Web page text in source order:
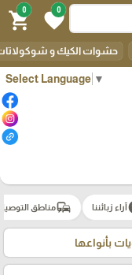
Select Language ▼
0
favorite
0
shopping_cart
حشوات الكيك و
آراء زبائننا commuteمناطق
بأنواعها